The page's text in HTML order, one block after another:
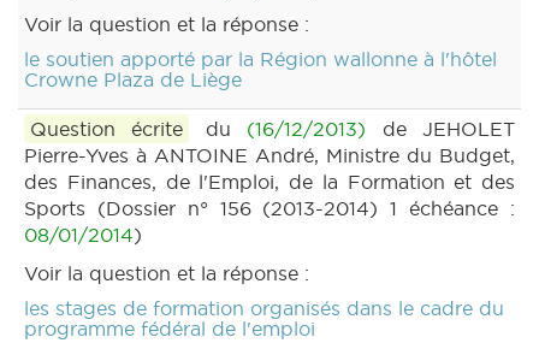
Voir la question et la réponse :
le soutien apporté par la Région wallonne à l'hôtel
Crowne Plaza de Liège
Question écrite du (16/12/2013) de JEHOLET
Pierre-Yves à ANTOINE André, Ministre du Budget,
des Finances, de l'Emploi, de la Formation et des
Sports (Dossier n° 156 (2013-2014) 1 échéance :
08/01/2014)
Voir la question et la réponse :
les stages de formation organisés dans le cadre du
programme fédéral de l'emploi